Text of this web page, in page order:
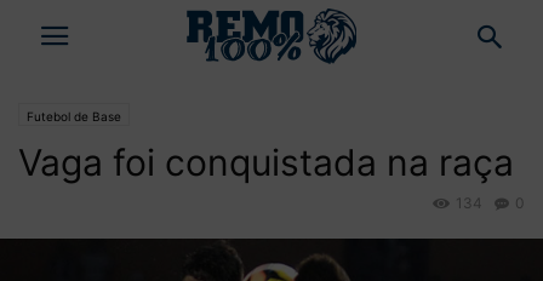
Futebol de Base
Vaga foi conquistada na raça
0
134